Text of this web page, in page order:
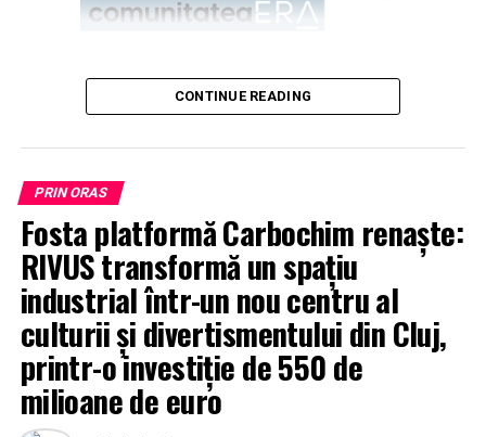
CONTINUE READING
PRIN ORAS
Fosta platformă Carbochim renaște:
RIVUS transformă un spațiu
industrial într-un nou centru al
culturii și divertismentului din Cluj,
printr-o investiție de 550 de
milioane de euro